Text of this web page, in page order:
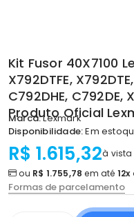
Kit Fusor 40X7100
X792DTFE,
C792DHE, C792DE,
Produto Oficial
Marca:Lexmark
Disponibilidade:Em
R$ 1.615,32à vista
ou R$ 1.755,78 em até 12x
Formas de parcelamento